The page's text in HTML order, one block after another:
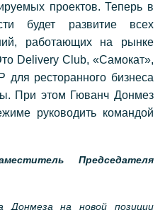
проектов. Теперь в
будет развитие всех
работающих на рынке
Delivery Club, «Самокат»,
ресторанного бизнеса
При этом Гюванч Донмез
руководить командой
Председателя
Донмеза на новой позиции